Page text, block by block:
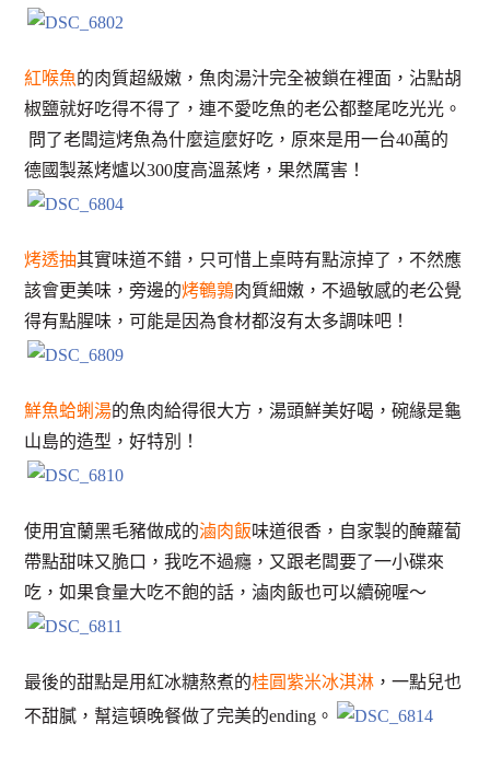
紅喉魚的肉質超級嫩，魚肉湯汁完全被鎖在裡面，沾點胡
椒鹽就好吃得不得了，連不愛吃魚的老公都整尾吃光光。
問了老闆這烤魚為什麼這麼好吃，原來是用一台40萬的
德國製蒸烤爐以300度高溫蒸烤，果然厲害！
烤透抽其實味道不錯，只可惜上桌時有點涼掉了，不然應
該會更美味，旁邊的烤鵪鶉肉質細嫩，不過敏感的老公覺
得有點腥味，可能是因為食材都沒有太多調味吧！
鮮魚蛤蜊湯的魚肉給得很大方，湯頭鮮美好喝，碗緣是龜
山島的造型，好特別！
使用宜蘭黑毛豬做成的滷肉飯味道很香，自家製的醃蘿蔔
帶點甜味又脆口，我吃不過癮，又跟老闆要了一小碟來
吃，如果食量大吃不飽的話，滷肉飯也可以續碗喔～
最後的甜點是用紅冰糖熬煮的桂圓紫米冰淇淋 ，一點兒也
不甜膩，幫這頓晚餐做了完美的ending。